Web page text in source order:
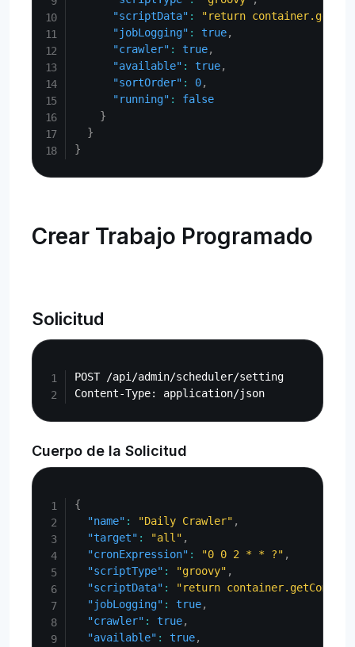
"scriptData" :
"return
"jobLogging" : true,
"crawler" : true,
"available" : true,
"sortOrder" : 0,
"running" :
false
}
}
}
Crear Trabajo Programado
Solicitud
POST /api/admin/scheduler/setting
Cuerpo de la Solicitud
{
"name" : "Daily Crawler" ,
"target" : "all" ,
"cronExpression" : "0 0 2 * * ?" ,
"scriptType" : "groovy" ,
"scriptData" :
"return
"jobLogging" : true,
"crawler" : true,
"available" : true,